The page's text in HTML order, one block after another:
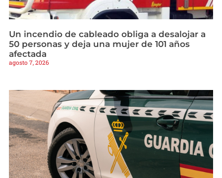
Un incendio de cableado obliga a desalojar a
50 personas y deja una mujer de 101 años
afectada
agosto 7, 2026